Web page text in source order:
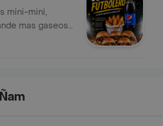
mini-mini,
mas gaseosa